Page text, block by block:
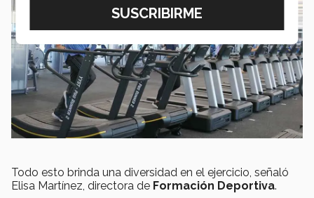
Todo esto brinda una diversidad en el ejercicio, señaló
Elisa Martínez, directora de Formación Deportiva.